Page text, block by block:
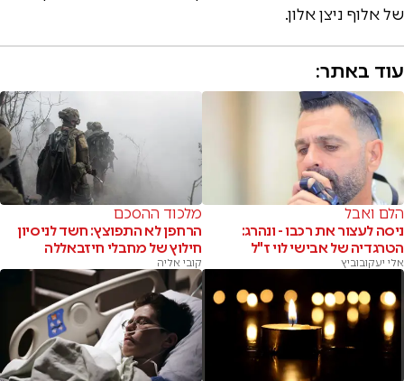
של אלוף ניצן אלון.
עוד באתר:
הלם ואבל
ניסה לעצור את רכבו - ונהרג:
הטרגדיה של אבישי לוי ז"ל
אלי יעקובוביץ
מלכוד ההסכם
הרחפן לא התפוצץ: חשד לניסיון
חילוץ של מחבלי חיזבאללה
קובי אליה